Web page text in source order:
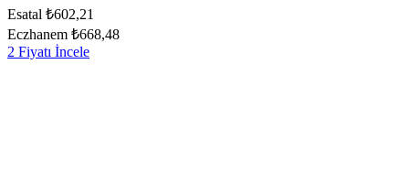
Esatal ₺602,21
Eczhanem ₺668,48
2 Fiyatı İncele